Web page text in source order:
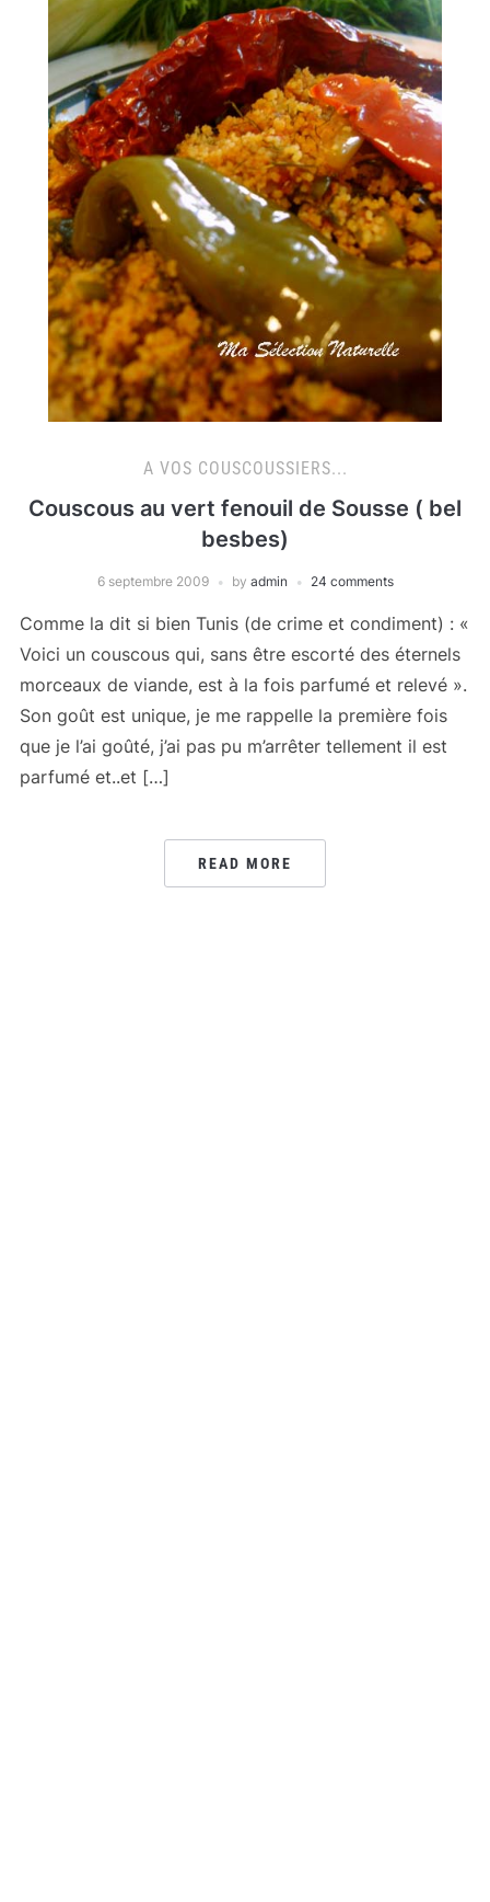
A VOS COUSCOUSSIERS...
Couscous au vert fenouil de Sousse ( bel
besbes)
6 septembre 2009 by admin 24 comments
Comme la dit si bien Tunis (de crime et condiment) : «
Voici un couscous qui, sans être escorté des éternels
morceaux de viande, est à la fois parfumé et relevé ».
Son goût est unique, je me rappelle la première fois
que je l’ai goûté, j’ai pas pu m’arrêter tellement il est
parfumé et..et […]
READ MORE